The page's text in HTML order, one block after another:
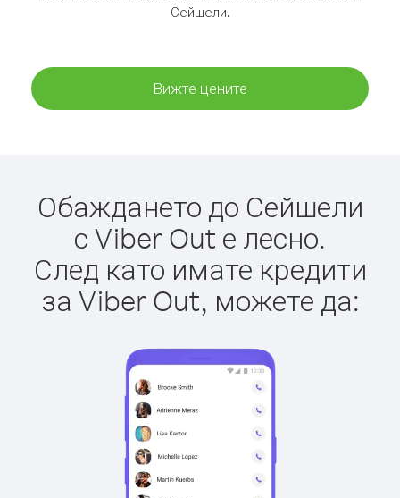
Сейшели.
Вижте цените
Обаждането до Сейшели
с Viber Out е лесно.
След като имате кредити
за Viber Out, можете да: